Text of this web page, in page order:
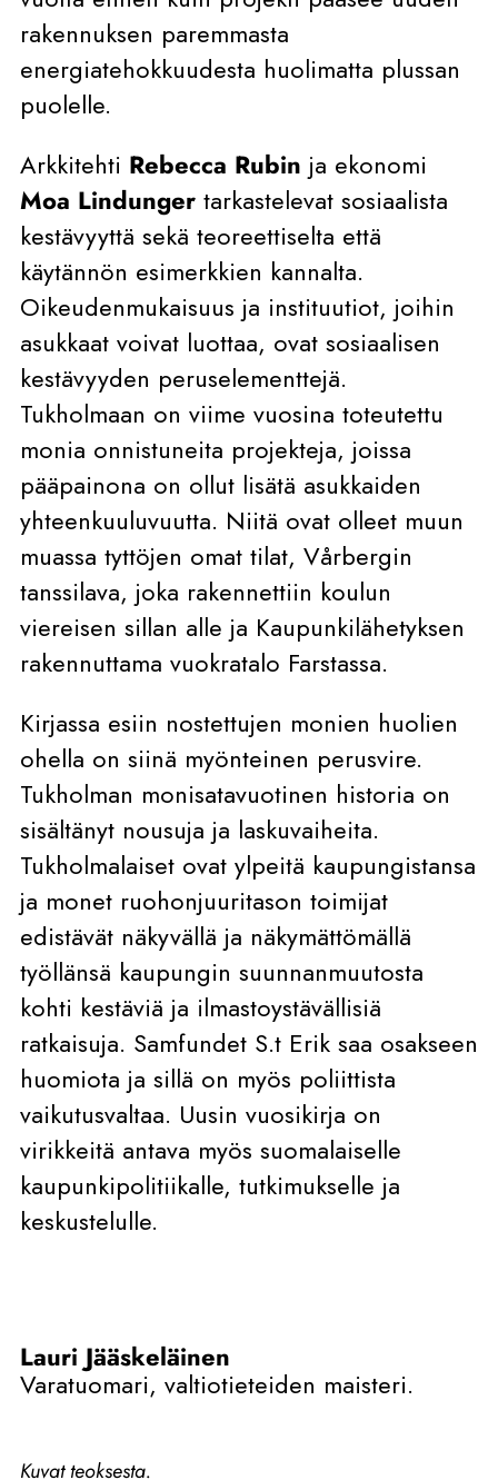
rakennuksen paremmasta
energiatehokkuudesta huolimatta plussan
puolelle.
Arkkitehti Rebecca Rubin ja ekonomi
Moa Lindunger tarkastelevat sosiaalista
kestävyyttä sekä teoreettiselta että
käytännön esimerkkien kannalta.
Oikeudenmukaisuus ja instituutiot, joihin
asukkaat voivat luottaa, ovat sosiaalisen
kestävyyden peruselementtejä.
Tukholmaan on viime vuosina toteutettu
monia onnistuneita projekteja, joissa
pääpainona on ollut lisätä asukkaiden
yhteenkuuluvuutta. Niitä ovat olleet muun
muassa tyttöjen omat tilat, Vårbergin
tanssilava, joka rakennettiin koulun
viereisen sillan alle ja Kaupunkilähetyksen
rakennuttama vuokratalo Farstassa.
Kirjassa esiin nostettujen monien huolien
ohella on siinä myönteinen perusvire.
Tukholman monisatavuotinen historia on
sisältänyt nousuja ja laskuvaiheita.
Tukholmalaiset ovat ylpeitä kaupungistansa
ja monet ruohonjuuritason toimijat
edistävät näkyvällä ja näkymättömällä
työllänsä kaupungin suunnanmuutosta
kohti kestäviä ja ilmastoystävällisiä
ratkaisuja. Samfundet S.t Erik saa osakseen
huomiota ja sillä on myös poliittista
vaikutusvaltaa. Uusin vuosikirja on
virikkeitä antava myös suomalaiselle
kaupunkipolitiikalle, tutkimukselle ja
keskustelulle.
Lauri Jääskeläinen
Varatuomari, valtiotieteiden maisteri.
Kuvat teoksesta.